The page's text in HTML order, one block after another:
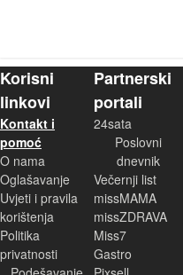
Korisni
linkovi
Kontakt i
pomoć
O nama
Oglašavanje
Uvjeti i pravila
korištenja
Politika
privatnosti
Partnerski
portali
24sata
Poslovni
dnevnik
Večernji list
missMAMA
missZDRAVA
Miss7
Gastro